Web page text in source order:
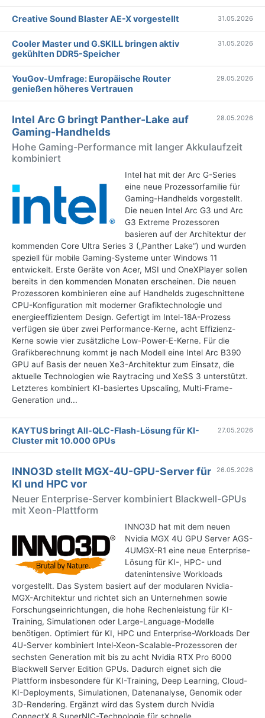
Creative Sound Blaster AE-X vorgestellt 31.05.2026
Cooler Master und G.SKILL bringen aktiv
gekühlten DDR5-Speicher
31.05.2026
YouGov-Umfrage: Europäische Router
genießen höheres Vertrauen
29.05.2026
28.05.2026
Intel Arc G bringt Panther-Lake auf
Gaming-Handhelds
Hohe Gaming-Performance mit langer Akkulaufzeit
kombiniert
Intel hat mit der Arc G-Series
eine neue Prozessorfamilie für
Gaming-Handhelds vorgestellt.
Die neuen Intel Arc G3 und Arc
G3 Extreme Prozessoren
basieren auf der Architektur der
kommenden Core Ultra Series 3 („Panther Lake“) und wurden
speziell für mobile Gaming-Systeme unter Windows 11
entwickelt. Erste Geräte von Acer, MSI und OneXPlayer sollen
bereits in den kommenden Monaten erscheinen. Die neuen
Prozessoren kombinieren eine auf Handhelds zugeschnittene
CPU-Konfiguration mit moderner Grafiktechnologie und
energieeffizientem Design. Gefertigt im Intel-18A-Prozess
verfügen sie über zwei Performance-Kerne, acht Effizienz-
Kerne sowie vier zusätzliche Low-Power-E-Kerne. Für die
Grafikberechnung kommt je nach Modell eine Intel Arc B390
GPU auf Basis der neuen Xe3-Architektur zum Einsatz, die
aktuelle Technologien wie Raytracing und XeSS 3 unterstützt.
Letzteres kombiniert KI-basiertes Upscaling, Multi-Frame-
Generation und...
KAYTUS bringt All-QLC-Flash-Lösung für KI-
Cluster mit 10.000 GPUs
27.05.2026
26.05.2026
INNO3D stellt MGX-4U-GPU-Server für
KI und HPC vor
Neuer Enterprise-Server kombiniert Blackwell-GPUs
mit Xeon-Plattform
INNO3D hat mit dem neuen
Nvidia MGX 4U GPU Server AGS-
4UMGX-R1 eine neue Enterprise-
Lösung für KI-, HPC- und
datenintensive Workloads
vorgestellt. Das System basiert auf der modularen Nvidia-
MGX-Architektur und richtet sich an Unternehmen sowie
Forschungseinrichtungen, die hohe Rechenleistung für KI-
Training, Simulationen oder Large-Language-Modelle
benötigen. Optimiert für KI, HPC und Enterprise-Workloads Der
4U-Server kombiniert Intel-Xeon-Scalable-Prozessoren der
sechsten Generation mit bis zu acht Nvidia RTX Pro 6000
Blackwell Server Edition GPUs. Dadurch eignet sich die
Plattform insbesondere für KI-Training, Deep Learning, Cloud-
KI-Deployments, Simulationen, Datenanalyse, Genomik oder
3D-Rendering. Ergänzt wird das System durch Nvidia